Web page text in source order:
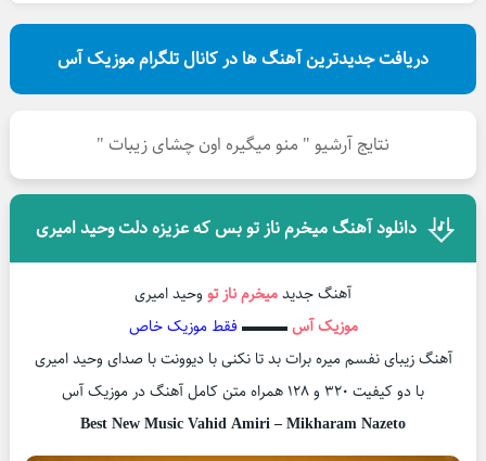
دریافت جدیدترین آهنگ ها در کانال تلگرام موزیک آس
نتایج آرشیو " منو میگیره اون چشای زیبات "
دانلود آهنگ میخرم ناز تو بس که عزیزه دلت وحید امیری
آهنگ جدیدمیخرم ناز تو وحید امیری
موزیک آس▬▬▬ فقط موزیک خاص
آهنگ زیبای نفسم میره برات بد تا نکنی با دیوونت با صدای وحید امیری
با دو کیفیت ۳۲۰ و ۱۲۸ همراه متن کامل آهنگ در موزیک آس
Best New Music Vahid Amiri – Mikharam Nazeto